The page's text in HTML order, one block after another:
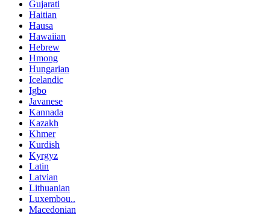
Gujarati
Haitian
Hausa
Hawaiian
Hebrew
Hmong
Hungarian
Icelandic
Igbo
Javanese
Kannada
Kazakh
Khmer
Kurdish
Kyrgyz
Latin
Latvian
Lithuanian
Luxembou..
Macedonian